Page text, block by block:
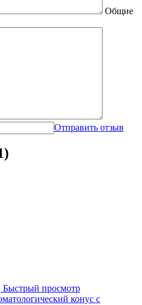
Общие
Отправить отзыв
Быстрый просмотр
конус с